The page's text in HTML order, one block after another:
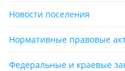
Новости поселения
Нормативные правовые
Федеральные и краевые